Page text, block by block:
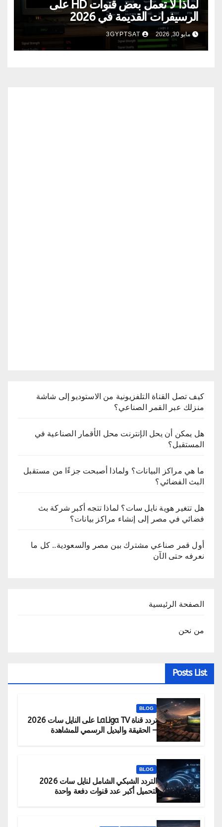
لماذا لا تعمل بعض قنوات HD على
الرسيفرات القديمة في 2026
مايو 30, 2026 3GYPTSAT
كيف تصل القناة التلفزيونية من الاستوديو إلى شاشة
منزلك عبر القمر الصناعي؟
هل يمكن أن يحل الإنترنت محل الأقمار الصناعية في
المستقبل؟
ما هي مراكز البيانات؟ ولماذا أصبحت جزءًا من مستقبل
البث الفضائي؟
هل تتغير هوية نايل سات؟ لماذا تتجه أكبر شركة بث
فضائي في مصر إلى إنشاء مراكز بيانات؟
أول قمر صناعي مشترك بين مصر والسعودية.. كل ما
نعرفه حتى الآن
الصفحة الرئيسية
من نحن
Posts List
BLOG
تردد قناة LaLiga TV على النايل سات 2026
– الحقيقة والبديل الرسمي للمشاهدة
BLOG
التردد الشبكي الشامل لنايل سات 2026
لتحميل أكبر عدد قنوات دفعة واحدة